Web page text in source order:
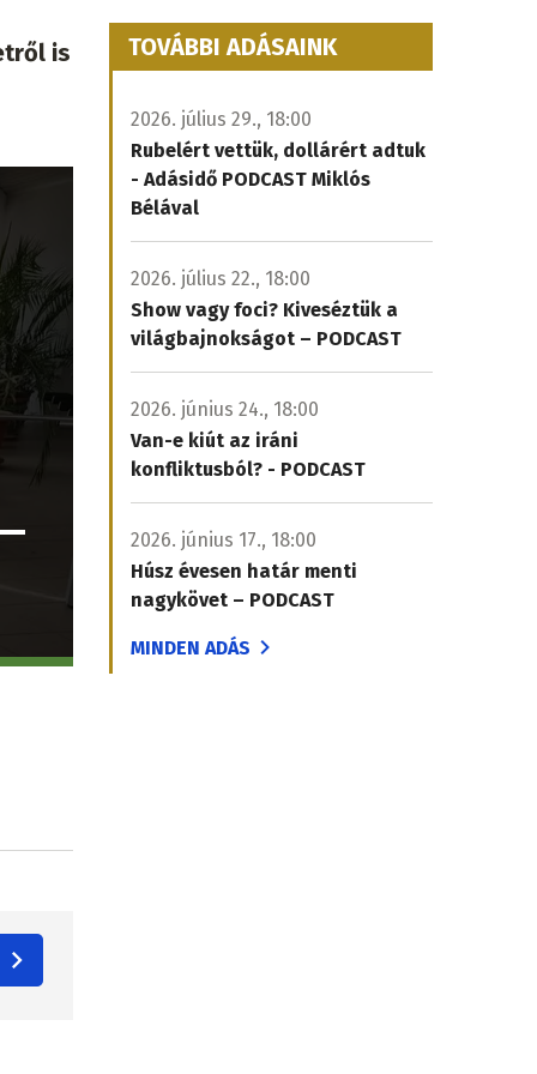
is TOVÁBBI ADÁSAINK
2026. július 29., 18:00
Rubelért vettük, dollárért adtuk
- Adásidő PODCAST Miklós
Bélával
2026. július 22., 18:00
Show vagy foci? Kiveséztük a
világbajnokságot – PODCAST
2026. június 24., 18:00
Van-e kiút az iráni
konfliktusból? - PODCAST
2026. június 17., 18:00
Húsz évesen határ menti
nagykövet – PODCAST
MINDEN ADÁS